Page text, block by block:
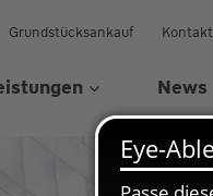
Grundstücksankauf Kontakt
News